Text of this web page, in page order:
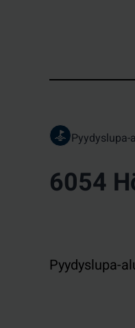
Pyydyslupa-
6054
Pyydyslupa-